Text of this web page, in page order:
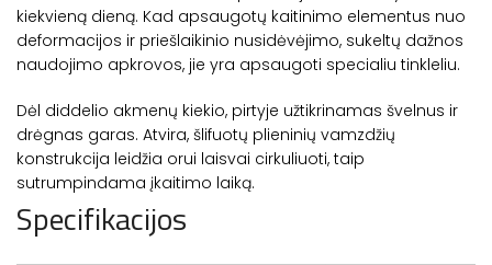
kiekvieną dieną. Kad apsaugotų kaitinimo elementus nuo
deformacijos ir priešlaikinio nusidėvėjimo, sukeltų dažnos
naudojimo apkrovos, jie yra apsaugoti specialiu tinkleliu.
Dėl diddelio akmenų kiekio, pirtyje užtikrinamas švelnus ir
drėgnas garas. Atvira, šlifuotų plieninių vamzdžių
konstrukcija leidžia orui laisvai cirkuliuoti, taip
sutrumpindama įkaitimo laiką.
Specifikacijos